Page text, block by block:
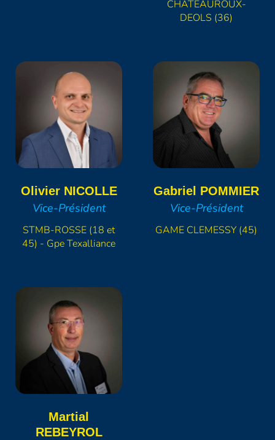
CHÂTEAUROUX-
DEOLS (36)
OlivierNICOLLE
Vice-Président
STMB-ROSSE (18 et
45) - Gpe Texalliance
Gabriel POMMIER
Vice-Président
GAME CLEMESSY (45)
Martial
REBEYROL